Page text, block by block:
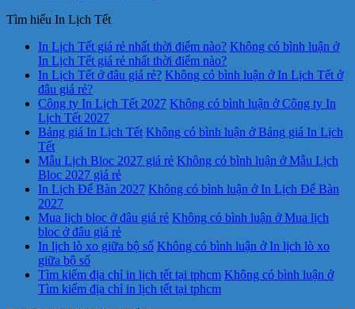
Tìm hiểu In Lịch Tết
In Lịch Tết giá rẻ nhất thời điểm nào? Không có bình luận ở
In Lịch Tết giá rẻ nhất thời điểm nào?
In Lịch Tết ở đâu giá rẻ? Không có bình luận ở In Lịch Tết ở
đâu giá rẻ?
Công ty In Lịch Tết 2027 Không có bình luận ở Công ty In
Lịch Tết 2027
Bảng giá In Lịch Tết Không có bình luận ở Bảng giá In Lịch
Tết
Mẫu Lịch Bloc 2027 giá rẻ Không có bình luận ở Mẫu Lịch
Bloc 2027 giá rẻ
In Lịch Để Bàn 2027 Không có bình luận ở In Lịch Để Bàn
2027
Mua lịch bloc ở đâu giá rẻ Không có bình luận ở Mua lịch
bloc ở đâu giá rẻ
In lịch lò xo giữa bộ số Không có bình luận ở In lịch lò xo
giữa bộ số
Tìm kiếm địa chỉ in lịch tết tại tphcm Không có bình luận ở
Tìm kiếm địa chỉ in lịch tết tại tphcm